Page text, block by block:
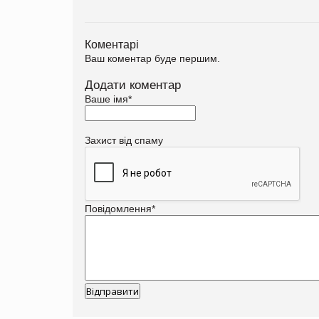
Коментарі
Ваш коментар буде першим.
Додати коментар
Ваше імя*
Захист від спаму
Повідомлення*